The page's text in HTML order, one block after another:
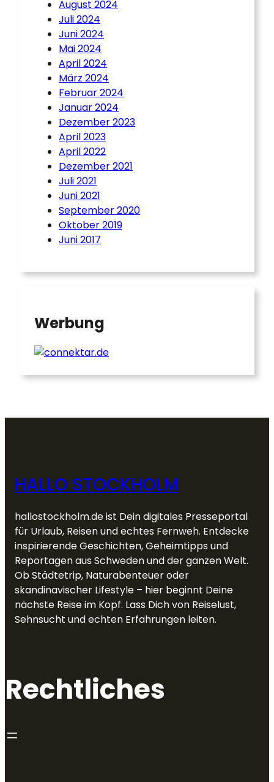
August 2024
Juli 2024
Juni 2024
Mai 2024
April 2024
März 2024
Februar 2024
Januar 2024
Dezember 2023
April 2023
April 2022
Dezember 2021
Juli 2021
Juni 2021
September 2020
Oktober 2019
Juni 2017
Werbung
HALLO STOCKHOLM
hallostockholm.de ist Dein digitales Presseportal
für Urlaub, Reisen und echtes Fernweh. Entdecke
inspirierende Geschichten, Geheimtipps und
Reportagen aus Schweden und der ganzen Welt.
Ob Städtetrip, Naturabenteuer oder
skandinavischer Lifestyle – hier beginnt Deine
nächste Reise im Kopf. Lass Dich von Reiselust,
Sehnsucht und echten Erfahrungen leiten.
Rechtliches